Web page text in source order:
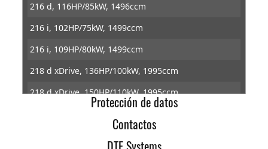
216 d, 116HP/85kW, 1496ccm
216 i, 102HP/75kW, 1499ccm
216 i, 109HP/80kW, 1499ccm
218 d xDrive, 136HP/100kW, 1995ccm
218 d xDrive, 150HP/110kW, 1995ccm
Inicio
Info
Condiciones generales
Revocacion
Protección de datos
Contactos